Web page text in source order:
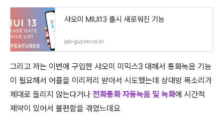
샤오미 MIUI13 출시 새로워진 기능
jab-guyver.co.kr
그리고 저는 이번에 구입한 샤오미 미믹스3 대해서 통화녹음 기능
이 필요해서 어플을 이리저리 받아서 시도했는데 상대방 목소리가
제대로 들리지 않는다거나 전화통화 자동녹음 및 녹화에 시간적
제약이 있어서 불편함을 겪었느데요